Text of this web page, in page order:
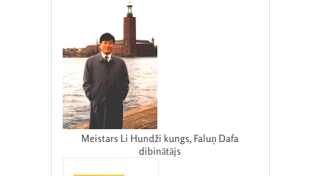
Meistars Li Hundži kungs, Faluņ Dafa
dibinātājs